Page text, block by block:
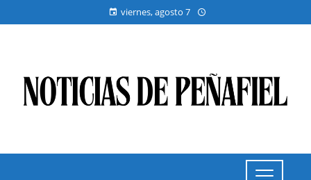
viernes, agosto 7